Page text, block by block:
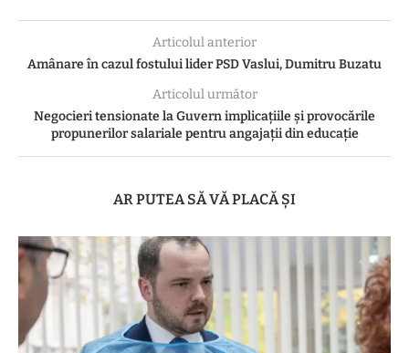
Articolul anterior
Amânare în cazul fostului lider PSD Vaslui, Dumitru Buzatu
Articolul următor
Negocieri tensionate la Guvern implicațiile și provocările
propunerilor salariale pentru angajații din educație
AR PUTEA SĂ VĂ PLACĂ ȘI